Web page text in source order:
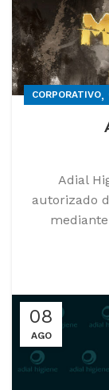
CORPORATIVO,
Adial
autorizado
08
AGO